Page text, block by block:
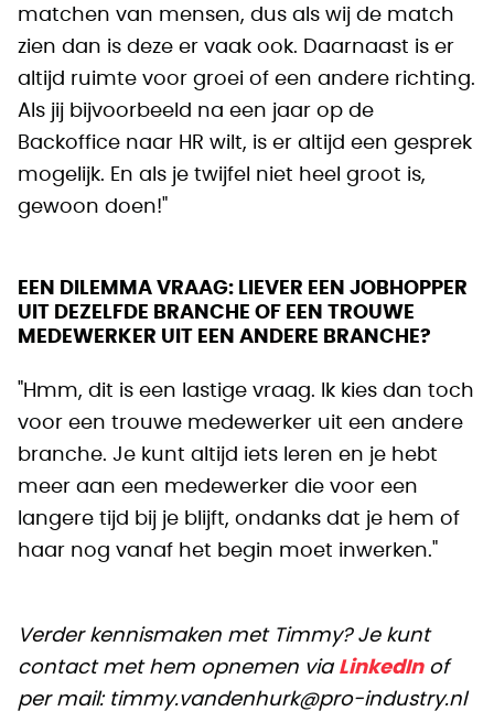
matchen van mensen, dus als wij de match
zien dan is deze er vaak ook. Daarnaast is er
altijd ruimte voor groei of een andere richting.
Als jij bijvoorbeeld na een jaar op de
Backoffice naar HR wilt, is er altijd een gesprek
mogelijk. En als je twijfel niet heel groot is,
gewoon doen!"
EEN DILEMMA VRAAG: LIEVER EEN JOBHOPPER
UIT DEZELFDE BRANCHE OF EEN TROUWE
MEDEWERKER UIT EEN ANDERE BRANCHE?
"Hmm, dit is een lastige vraag. Ik kies dan toch
voor een trouwe medewerker uit een andere
branche. Je kunt altijd iets leren en je hebt
meer aan een medewerker die voor een
langere tijd bij je blijft, ondanks dat je hem of
haar nog vanaf het begin moet inwerken."
Verder kennismaken met Timmy? Je kunt
contact met hem opnemen via LinkedInof
per mail: timmy.vandenhurk@pro-industry.nl